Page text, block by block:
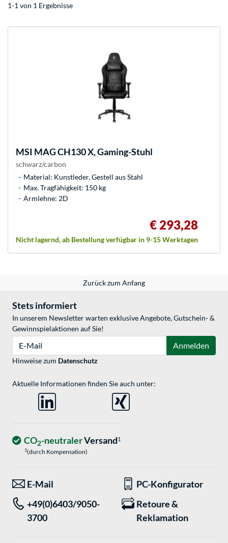
1-1 von 1 Ergebnisse
MSI MAG CH130 X, Gaming-Stuhl
schwarz/carbon
Material: Kunstleder, Gestell aus Stahl
Max. Tragfähigkeit: 150 kg
Armlehne: 2D
€ 293,28
Nicht lagernd, ab Bestellung verfügbar in 9-15 Werktagen
Zurück zum Anfang
Stets informiert
In unserem Newsletter warten exklusive Angebote, Gutschein- &
Gewinnspielaktionen auf Sie!
Anmelden
Hinweise zum Datenschutz
Aktuelle Informationen finden Sie auch unter:
CO2-neutralerVersand1
1(durch Kompensation)
E-Mail
PC-Konfigurator
+49(0)6403/9050-
3700
Retoure &
Reklamation